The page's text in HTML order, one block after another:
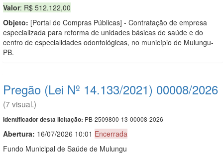
Valor: R$ 512.122,00
Objeto: [Portal de Compras Públicas] - Contratação de empresa
especializada para reforma de unidades básicas de saúde e do
centro de especialidades odontológicas, no município de Mulungu-
PB.
Pregão (Lei Nº 14.133/2021) 00008/2026
(7 visual.)
Identificador desta licitação: PB-2509800-13-00008-2026
Abertura: 16/07/2026 10:01 Encerrada
Fundo Municipal de Saúde de Mulungu